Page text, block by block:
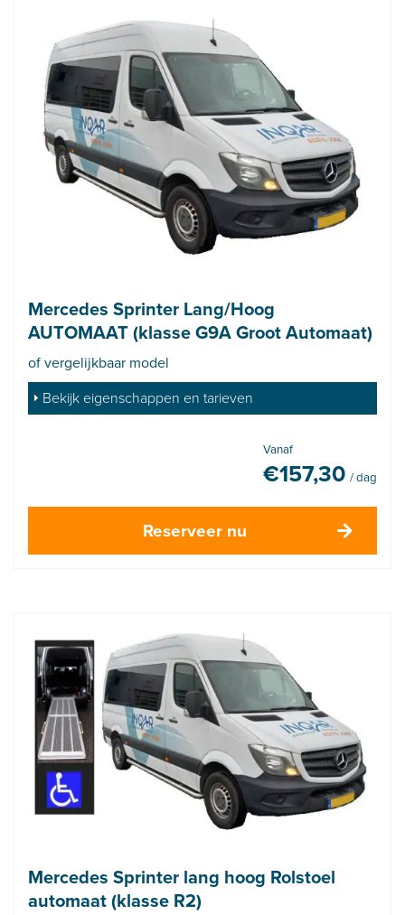
Mercedes Sprinter Lang/Hoog
AUTOMAAT (klasse G9A Groot Automaat)
of vergelijkbaar model
Bekijk eigenschappen en tarieven
Vanaf
€157,30 / dag
Reserveer nu
Mercedes Sprinter lang hoog Rolstoel
automaat (klasse R2)